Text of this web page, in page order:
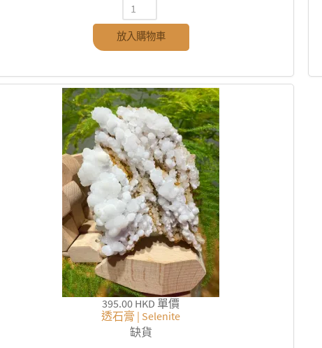
放入購物車
395.00 HKD 單價
透石膏 | Selenite
缺貨